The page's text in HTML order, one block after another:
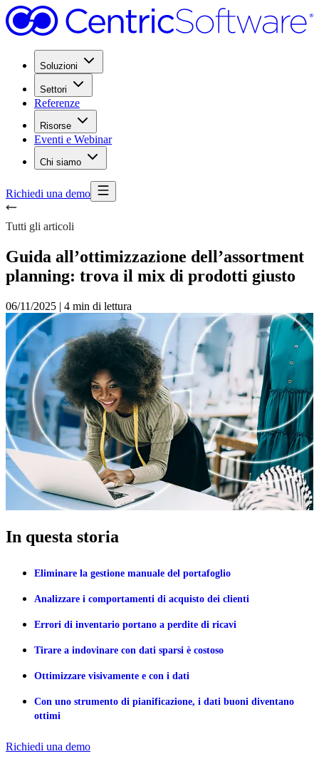
Soluzioni
Settori
Referenze
Risorse
Eventi e Webinar
Chi siamo
Richiedi una demo
Tutti gli articoli
Guida all’ottimizzazione dell’assortment
planning: trova il mix di prodotti giusto
06/11/2025 | 4 min di lettura
In questa storia
Eliminare la gestione manuale del portafoglio
Analizzare i comportamenti di acquisto dei clienti
Errori di inventario portano a perdite di ricavi
Tirare a indovinare con dati sparsi è costoso
Ottimizzare visivamente e con i dati
Con uno strumento di pianificazione, i dati buoni diventano
ottimi
Richiedi una demo